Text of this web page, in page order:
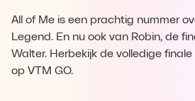
All of Me is een prachtig nummer
Legend. En nu ook van Robin, de
Walter. Herbekijk de volledige
op VTM GO.